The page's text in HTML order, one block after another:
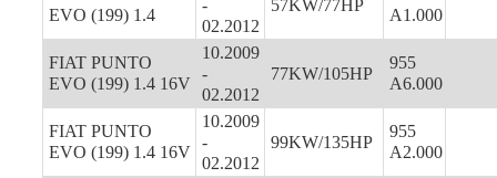
EVO (199) 1.4
-
02.2012
57KW/77HP
A1.000
FIAT PUNTO
EVO (199) 1.4 16V
10.2009
-
02.2012
77KW/105HP
955
A6.000
FIAT PUNTO
EVO (199) 1.4 16V
10.2009
-
02.2012
99KW/135HP
955
A2.000